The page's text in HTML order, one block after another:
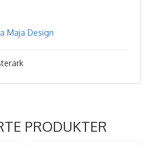
Maja Design
PRODUKTER